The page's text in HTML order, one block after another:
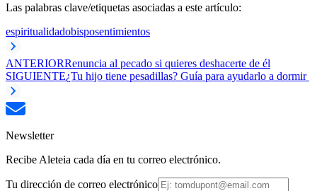
Las palabras clave/etiquetas asociadas a este artículo:
espiritualidadobisposentimientos
ANTERIORRenuncia al pecado si quieres deshacerte de él
SIGUIENTE¿Tu hijo tiene pesadillas? Guía para ayudarlo a dormir
Newsletter
Recibe Aleteia cada día en tu correo electrónico.
Tu dirección de correo electrónico